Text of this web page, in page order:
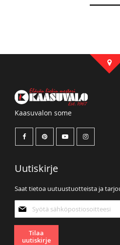
Kaasuvalon some
Uutiskirje
Saat tietoa uutuustuotteista ja
uutiskirjeemme:
Tilaa
uutiskirje